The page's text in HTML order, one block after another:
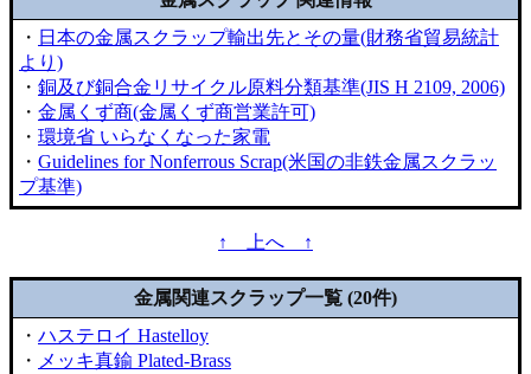
・ 日本の金属スクラップ輸出先とその量(財務省貿易統計
より)
・ 銅及び銅合金リサイクル原料分類基準(JIS H 2109, 2006)
・ 金属くず商(金属くず商営業許可)
・ 環境省 いらなくなった家電
・ Guidelines for Nonferrous Scrap(米国の非鉄金属スクラッ
プ基準)
↑ 上へ ↑
金属関連スクラップ一覧 (20件)
・ ハステロイ Hastelloy
・ メッキ真鍮 Plated-Brass